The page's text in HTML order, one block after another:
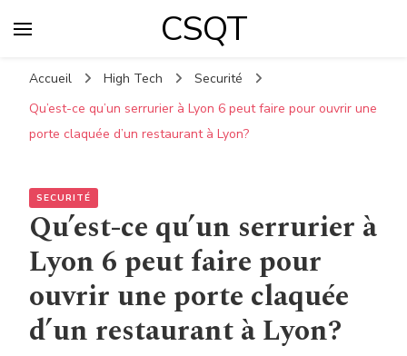
CSQT
Accueil High Tech
Securité
Qu’est-ce qu’un serrurier à Lyon 6 peut faire pour ouvrir une
porte claquée d’un restaurant à Lyon?
SECURITÉ
Qu’est-ce qu’un serrurier à
Lyon 6 peut faire pour
ouvrir une porte claquée
d’un restaurant à Lyon?